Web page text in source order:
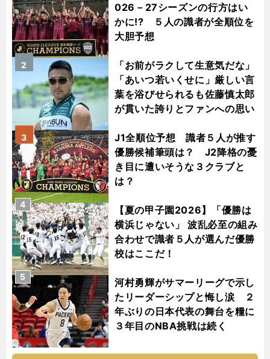
026－27シーズンの行方はい
かに!? ５人の識者が全順位を
大胆予想
「お前がラクして生意気だな」
「あいつ若いくせに」厳しい言
葉を浴びせられるも佐藤慎太郎
が貫いた誇りとファンへの思い
2
J1全順位予想 識者５人が推す
優勝候補筆頭は？ J2降格の憂
き目に遭いそうな３クラブと
は？
3
【夏の甲子園2026】「優勝は
横浜じゃない」 波乱必至の組み
合わせで識者５人が選んだ優勝
校はここだ！
4
河村勇輝がサマーリーグで示し
たリーダーシップと悔し涙 ２
年ぶりの日本代表の舞台を糧に
３年目のNBA挑戦は続く
5